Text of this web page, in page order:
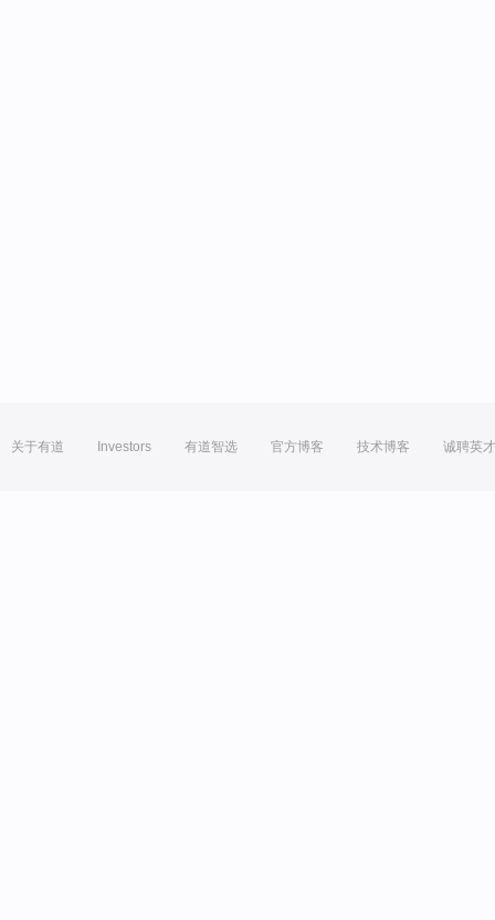
关于有道 Investors 有道智选 官方博客 技术博客 诚聘英才